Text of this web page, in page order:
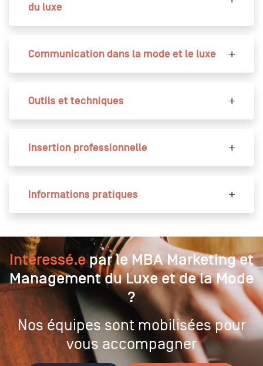
du luxe
Communication dans la mode et le luxe
Outils et techniques
Insertion professionnelle
Informations pratiques
Intéressé.epar le MBA Marketing et
Management du Luxe et de la Mode
?
Nos équipes sont mobilisées pour
vous accompagner